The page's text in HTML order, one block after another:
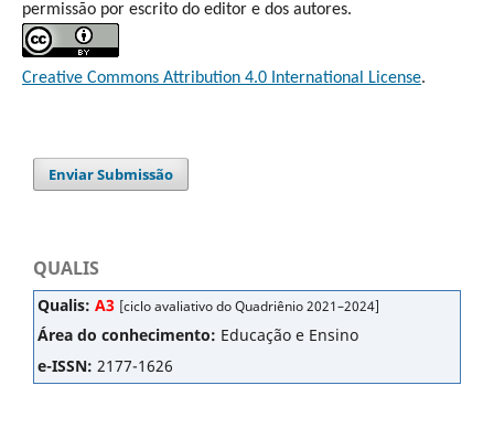
permissão por escrito do editor e dos autores.
Creative Commons Attribution 4.0 International License.
Enviar Submissão
QUALIS
Qualis: A3 [ciclo avaliativo do Quadriênio 2021–2024]
Área do conhecimento: Educação e Ensino
e-ISSN: 2177-1626